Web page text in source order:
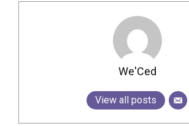
We'Ced
View all posts